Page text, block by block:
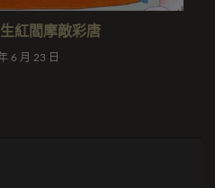
紅閻摩敵彩唐
6 月 23 日